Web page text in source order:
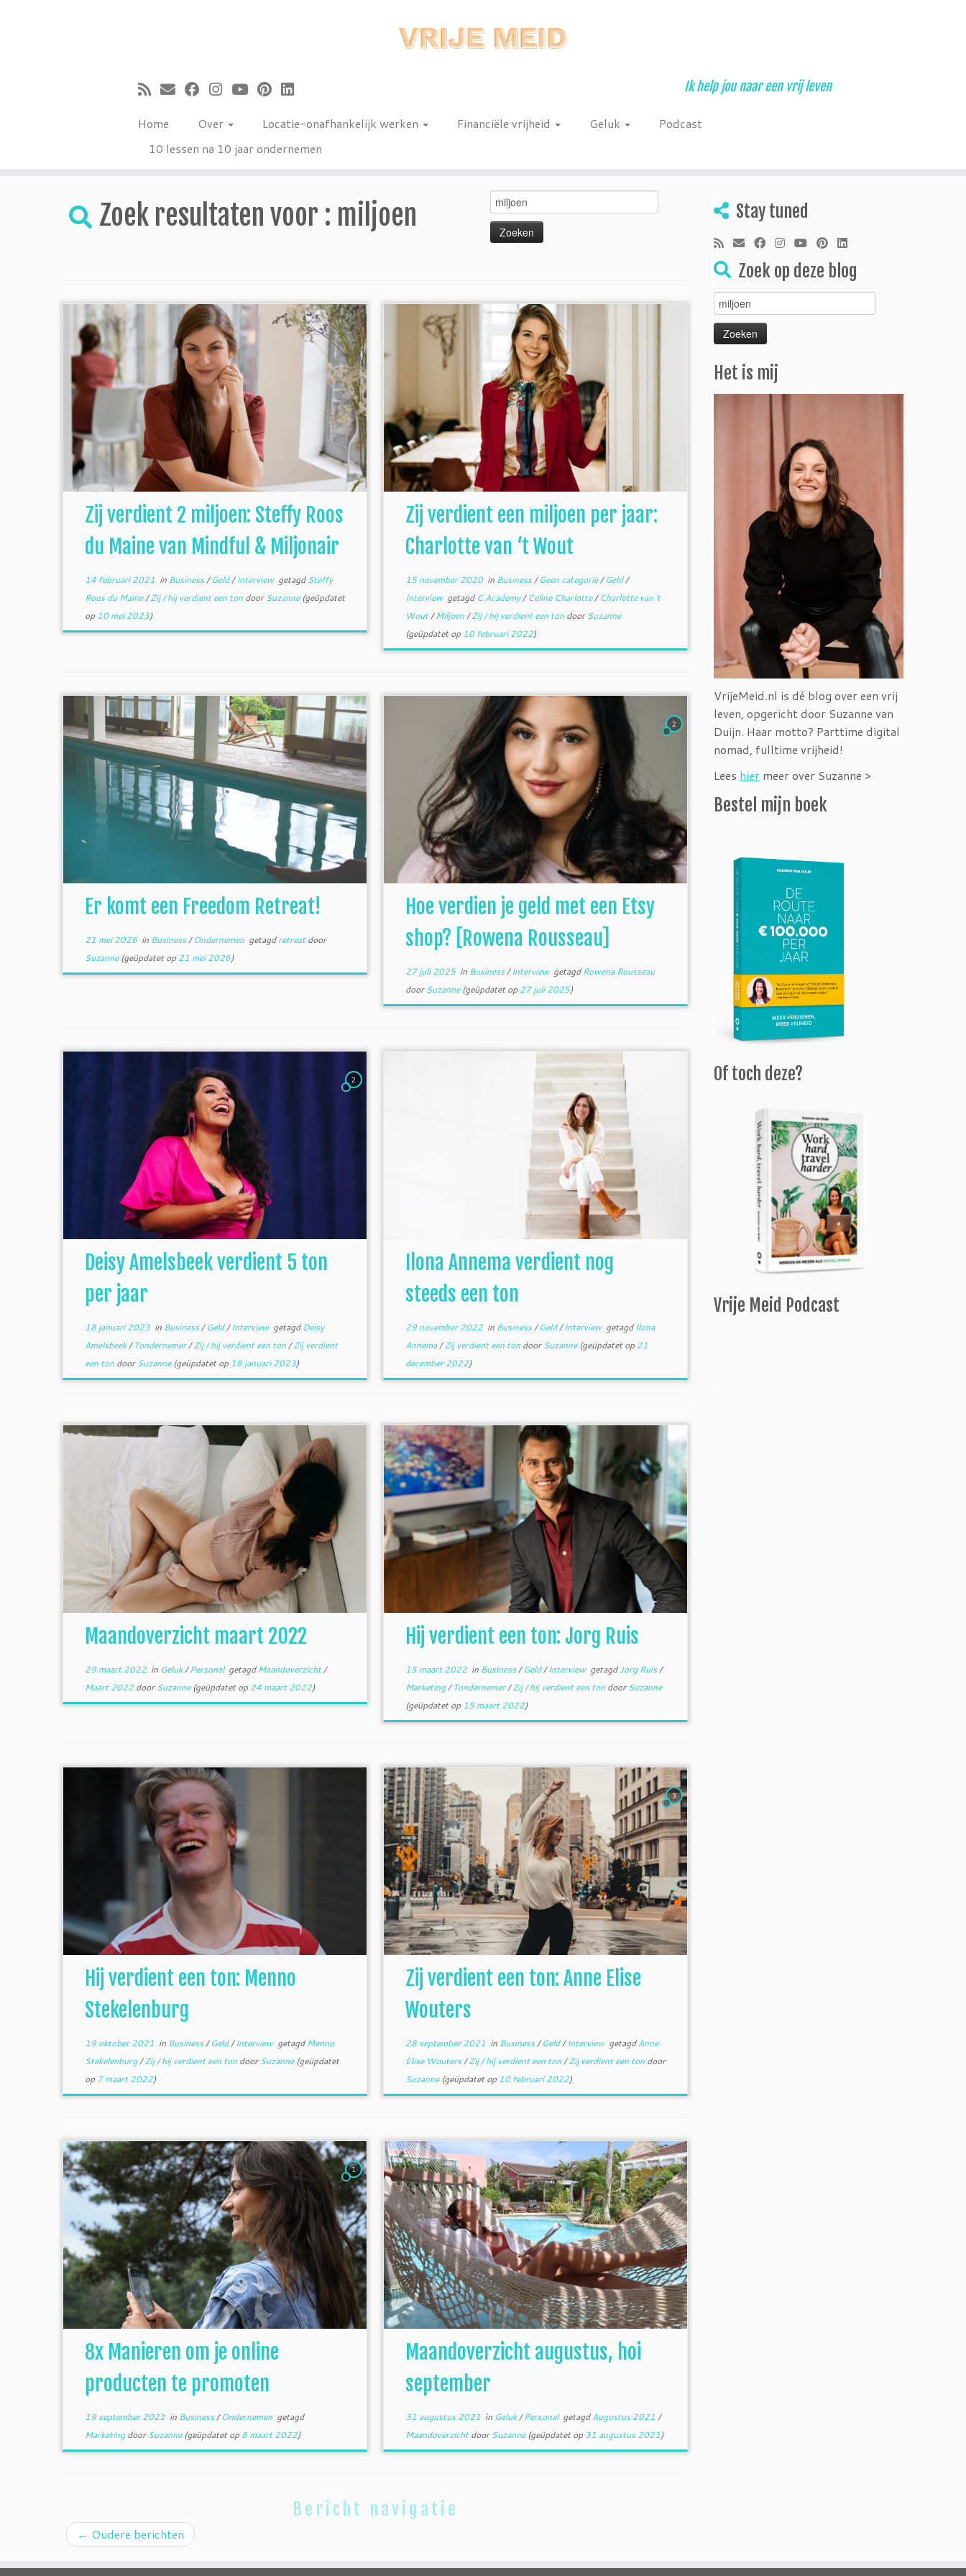
Ik help jou naar een vrij leven
Home Over Locatie-onafhankelijk werken Financiële vrijheid Geluk
Podcast
10 lessen na 10 jaar ondernemen
Zoek resultaten voor : miljoen
Zoeken
naar:
Zij verdient 2 miljoen: Steffy Roos
du Maine van Mindful & Miljonair
14 februari 2021 in Business/Geld/Interview getagdSteffy
Roos du Maine/Zij / hij verdient een ton doorSuzanne(geüpdatet
op 10 mei 2023)
Zij verdient een miljoen per jaar:
Charlotte van ‘t Wout
15 november 2020in Business/Geen categorie/Geld/
Interview getagd C.Academy/Celine Charlotte/Charlotte van 't
Wout/Miljoen/Zij / hij verdient een ton doorSuzanne
(geüpdatet op 10 februari 2022)
Er komt een Freedom Retreat!
21 mei 2026in Business/Ondernemen getagdretreatdoor
Suzanne(geüpdatet op 21 mei 2026)
2
Hoe verdien je geld met een Etsy
shop? [Rowena Rousseau]
27 juli 2025in Business/Interview getagdRowena Rousseau
doorSuzanne(geüpdatet op 27 juli 2025)
2
Deisy Amelsbeek verdient 5 ton
per jaar
18 januari 2023in Business/Geld/Interview getagdDeisy
Amelsbeek/Tondernemer/Zij / hij verdient een ton/Zij verdient
een ton doorSuzanne(geüpdatet op 18 januari 2023)
Ilona Annema verdient nog
steeds een ton
29 november 2022in Business/Geld/Interview getagd Ilona
Annema/Zij verdient een ton doorSuzanne(geüpdatet op 21
december 2022)
Maandoverzicht maart 2022
29 maart 2022in Geluk/Personal getagdMaandoverzicht/
Maart 2022 doorSuzanne(geüpdatet op 24 maart 2022)
Hij verdient een ton: Jorg Ruis
15 maart 2022in Business/Geld/Interview getagdJorg Ruis/
Marketing/Tondernemer/Zij / hij verdient een ton doorSuzanne
(geüpdatet op 15 maart 2022)
Hij verdient een ton: Menno
Stekelenburg
19 oktober 2021 in Business/Geld/Interview getagdMenno
Stekelenburg/Zij / hij verdient een ton doorSuzanne(geüpdatet
op 7 maart 2022)
3
Zij verdient een ton: Anne Elise
Wouters
28 september 2021 in Business/Geld/Interview getagdAnne
Elise Wouters/Zij / hij verdient een ton/Zij verdient een ton door
Suzanne(geüpdatet op 10 februari 2022)
1
8x Manieren om je online
producten te promoten
19 september 2021 in Business/Ondernemen getagd
MarketingdoorSuzanne(geüpdatet op 8 maart 2022)
Maandoverzicht augustus, hoi
september
31 augustus 2021 in Geluk/Personal getagdAugustus 2021 /
MaandoverzichtdoorSuzanne(geüpdatet op 31 augustus 2021)
Bericht navigatie
← Oudere berichten
Stay tuned
Zoek op deze blog
Zoeken
naar:
Het is mij
VrijeMeid.nl is dé blog over een vrij
leven, opgericht door Suzanne van
Duijn. Haar motto? Parttime digital
nomad, fulltime vrijheid!
Lees hier meer over Suzanne >
Bestel mijn boek
Of toch deze?
Vrije Meid Podcast